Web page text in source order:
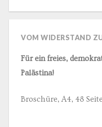
VOM WIDERSTAND
Für ein freies,
Palästina!
Broschüre, A4, 48